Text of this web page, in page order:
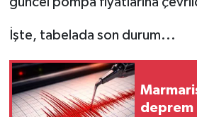
İşte, tabelada son durum...
deprem